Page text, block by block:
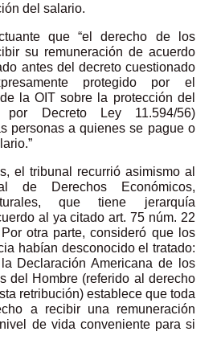
del salario.
que “el derecho de los
su remuneración de acuerdo
antes del decreto cuestionado
protegido por el
la OIT sobre la protección del
por Decreto Ley 11.594/56)
personas a quienes se pague o
el tribunal recurrió asimismo al
de Derechos Económicos,
que tiene jerarquía
al ya citado art. 75 núm. 22
otra parte, consideró que los
habían desconocido el tratado:
Declaración Americana de los
del Hombre (referido al derecho
retribución) establece que toda
a recibir una remuneración
de vida conveniente para si